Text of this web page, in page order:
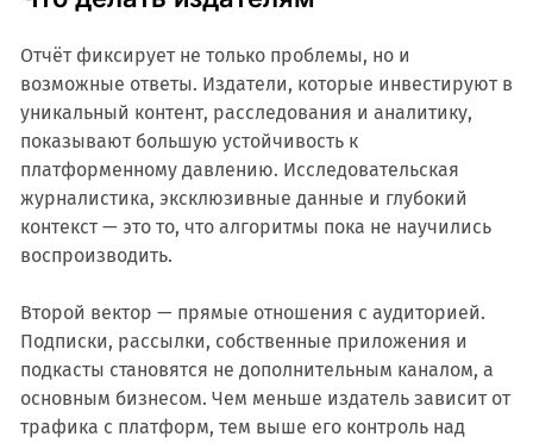
Отчёт фиксирует не только проблемы, но и
возможные ответы. Издатели, которые инвестируют в
уникальный контент, расследования и аналитику,
показывают большую устойчивость к
платформенному давлению. Исследовательская
журналистика, эксклюзивные данные и глубокий
контекст — это то, что алгоритмы пока не научились
воспроизводить.
Второй вектор — прямые отношения с аудиторией.
Подписки, рассылки, собственные приложения и
подкасты становятся не дополнительным каналом, а
основным бизнесом. Чем меньше издатель зависит от
трафика с платформ, тем выше его контроль над